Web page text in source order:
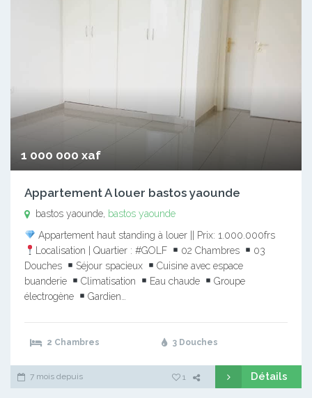
1 000 000 xaf
Appartement A louer bastos yaounde
bastos yaounde, bastos yaounde
Appartement haut standing à louer || Prix: 1.000.000frs
Localisation | Quartier : #GOLF
02 Chambres
03
Douches
Séjour spacieux
Cuisine avec espace
buanderie
Climatisation Eau chaude
Groupe
électrogène
Gardien…
2 Chambres 3 Douches
7 mois depuis 1 Détails